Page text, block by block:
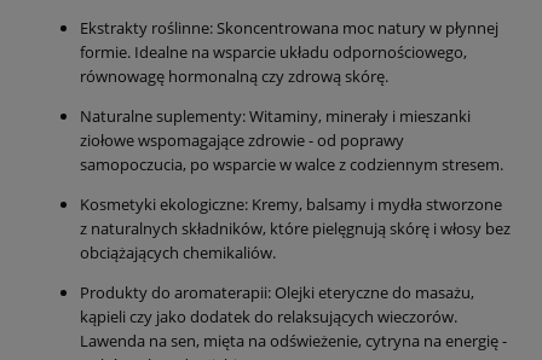
Ekstrakty roślinne: Skoncentrowana moc natury w płynnej
formie. Idealne na wsparcie układu odpornościowego,
równowagę hormonalną czy zdrową skórę.
Naturalne suplementy: Witaminy, minerały i mieszanki
ziołowe wspomagające zdrowie - od poprawy
samopoczucia, po wsparcie w walce z codziennym stresem.
Kosmetyki ekologiczne: Kremy, balsamy i mydła stworzone
z naturalnych składników, które pielęgnują skórę i włosy bez
obciążających chemikaliów.
Produkty do aromaterapii: Olejki eteryczne do masażu,
kąpieli czy jako dodatek do relaksujących wieczorów.
Lawenda na sen, mięta na odświeżenie, cytryna na energię -